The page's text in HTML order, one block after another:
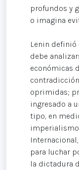
profundos y
o imagina
Lenin
debe
económicas
oprimidas;
ingresado a
tipo, en
imperialismo
para luchar
la dictadura